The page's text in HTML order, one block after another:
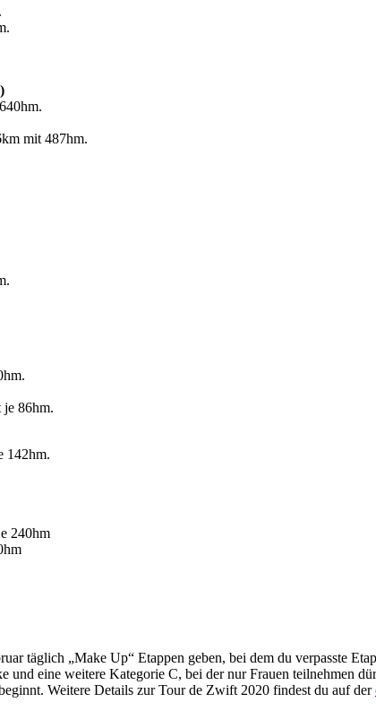
mit 487hm.
je 86hm.
142hm.
240hm
täglich „Make Up“ Etappen geben, bei dem du verpasste
und eine weitere Kategorie C, bei der nur Frauen teilnehmen
Weitere Details zur Tour de Zwift 2020 findest du auf der